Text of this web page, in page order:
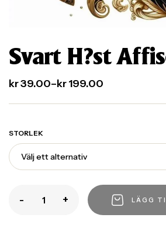
Svart H?st
kr39.00–kr199.00
STORLEK
- + LÄGG